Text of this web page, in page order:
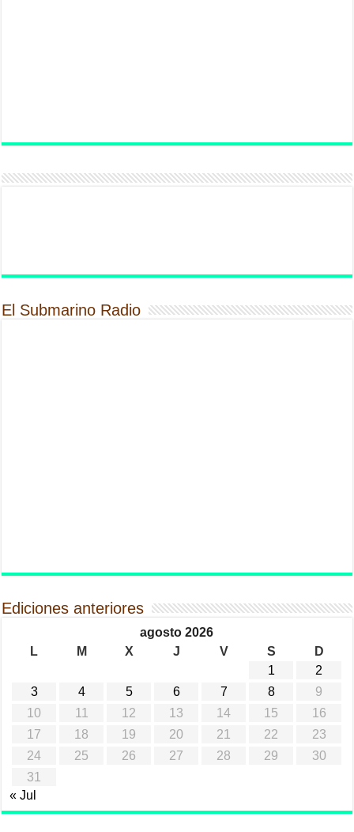
El Submarino Radio
Ediciones anteriores
agosto 2026
L
M X J V S
D
1
2
3
4 5 6 7 8
9
10
11 12 13 14 15
16
17
18 19 20 21 22
23
24
25 26 27 28 29
30
31
« Jul